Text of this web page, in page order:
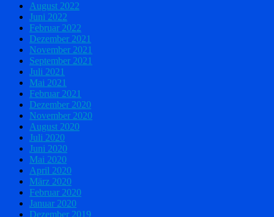
August 2022
Juni 2022
Februar 2022
Dezember 2021
November 2021
September 2021
Juli 2021
Mai 2021
Februar 2021
Dezember 2020
November 2020
August 2020
Juli 2020
Juni 2020
Mai 2020
April 2020
März 2020
Februar 2020
Januar 2020
Dezember 2019